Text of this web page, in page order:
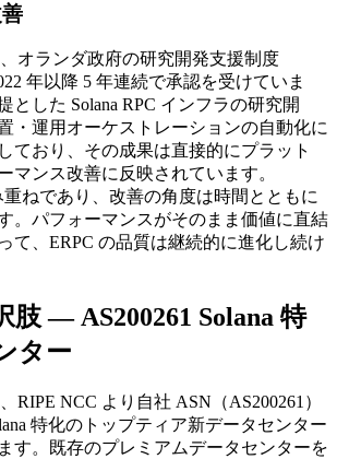
オランダ政府の研究開発支援制度
年以降 5 年連続で承認を受けていま
とした Solana RPC インフラの研究開
・運用オーケストレーションの自動化に
ており、その成果は直接的にプラット
マンス改善に反映されています。
ねであり、改善の角度は時間とともに
。パフォーマンスがそのまま価値に直結
て、ERPC の品質は継続的に進化し続け
肢 — AS200261 Solana 特
ター
RIPE NCC より自社 ASN（AS200261）
特化のトップティア新データセンター
す。既存のプレミアムデータセンターを